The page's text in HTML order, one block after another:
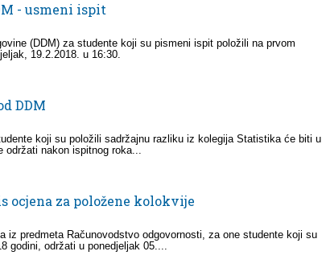
- usmeni ispit
(DDM) za studente koji su pismeni ispit položili na prvom
19.2.2018. u 16:30.
DDM
koji su položili sadržajnu razliku iz kolegija Statistika će biti u
održati nakon ispitnog roka...
ocjena za položene kolokvije
iz predmeta Računovodstvo odgovornosti, za one studente koji su
godini, održati u ponedjeljak 05....